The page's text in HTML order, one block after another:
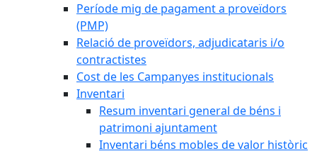
Període mig de pagament a proveïdors
(PMP)
Relació de proveïdors, adjudicataris i/o
contractistes
Cost de les Campanyes institucionals
Inventari
Resum inventari general de béns i
patrimoni ajuntament
Inventari béns mobles de valor històric